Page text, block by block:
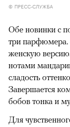
© ПРЕСС-СЛУЖБА
Обе новинки с
три парфюмера.
женскую
нотами
сладость
Завершается
бобов тонка и
Для